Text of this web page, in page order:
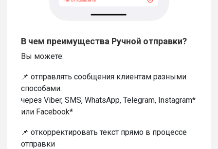
В чем преимущества Ручной отправки?
Вы можете:
📌 отправлять сообщения клиентам разными
способами:
через Viber, SMS, WhatsApp, Telegram, Instagram*
или Facebook*
📌 откорректировать текст прямо в процессе
отправки